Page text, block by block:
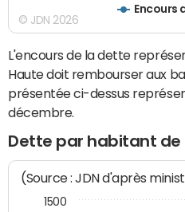
Encours
© JDN 2026
L'encours de la dette
Haute doit rembourser aux
présentée ci-dessus
décembre.
Dette par habitant de
(Source : JDN d'après
1500